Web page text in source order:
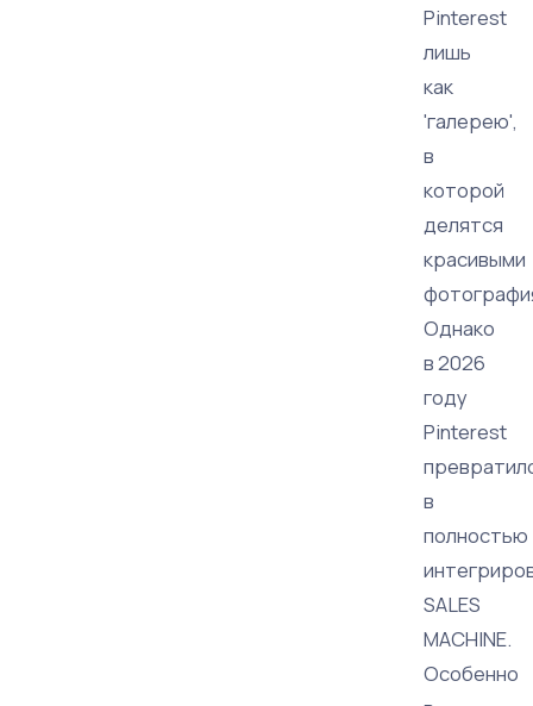
Pinterest
лишь
как
'галерею',
в
которой
делятся
красивыми
Однако
в 2026
году
Pinterest
в
полностью
SALES
MACHINE.
Особенно